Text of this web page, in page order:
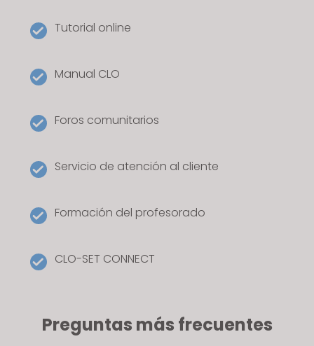
Tutorial online
Manual CLO
Foros comunitarios
Servicio de atención al cliente
Formación del profesorado
CLO-SET CONNECT
Preguntas más frecuentes